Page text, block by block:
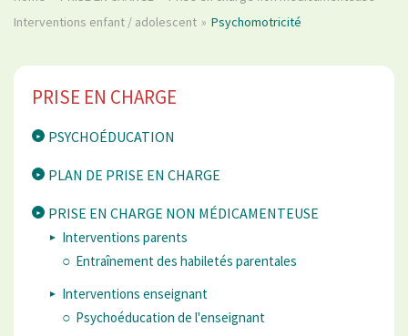
Interventions enfant / adolescent
Psychomotricité
PRISE EN CHARGE
PSYCHOÉDUCATION
PLAN DE PRISE EN CHARGE
PRISE EN CHARGE NON MÉDICAMENTEUSE
Interventions parents
Entraînement des habiletés parentales
Interventions enseignant
Psychoéducation de l'enseignant